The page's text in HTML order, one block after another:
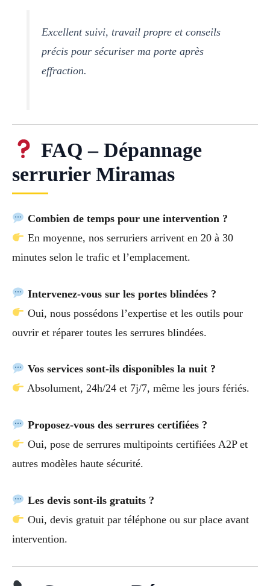
Excellent suivi, travail propre et conseils
précis pour sécuriser ma porte après
effraction.
FAQ – Dépannage
serrurier Miramas
Combien de temps pour une intervention ?
En moyenne, nos serruriers arrivent en 20 à 30
minutes selon le trafic et l’emplacement.
Intervenez-vous sur les portes blindées ?
Oui, nous possédons l’expertise et les outils pour
ouvrir et réparer toutes les serrures blindées.
Vos services sont-ils disponibles la nuit ?
Absolument, 24h/24 et 7j/7, même les jours fériés.
Proposez-vous des serrures certifiées ?
Oui, pose de serrures multipoints certifiées A2P et
autres modèles haute sécurité.
Les devis sont-ils gratuits ?
Oui, devis gratuit par téléphone ou sur place avant
intervention.